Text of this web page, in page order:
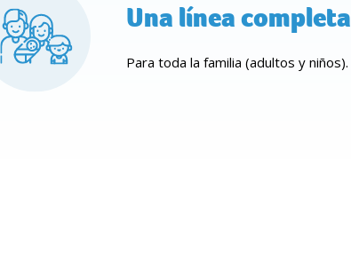
Una línea completa
Para toda la familia (adultos y niños).